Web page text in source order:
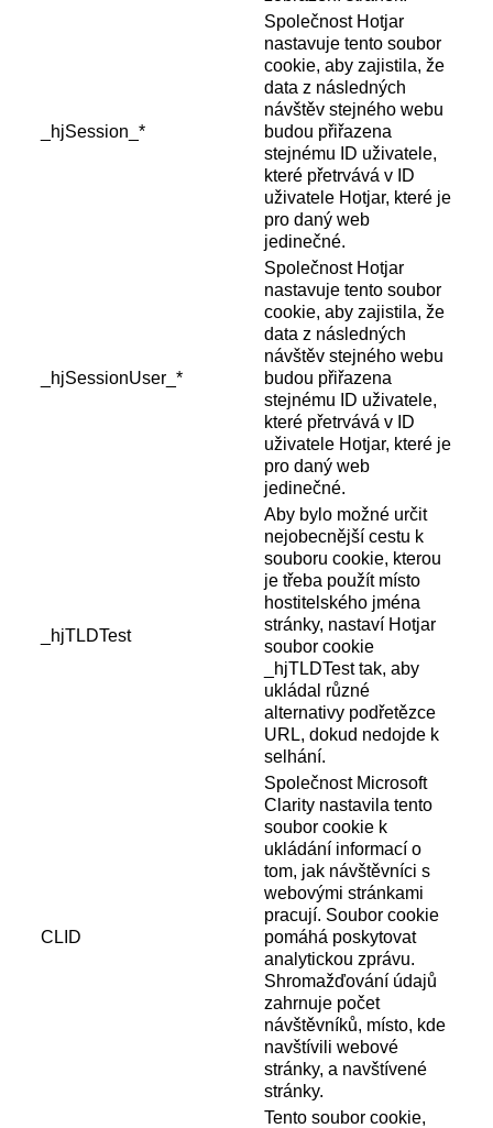
_hjSession_*
Společnost Hotjar
nastavuje tento soubor
cookie, aby zajistila, že
data z následných
návštěv stejného webu
budou přiřazena
stejnému ID uživatele,
které přetrvává v ID
uživatele Hotjar, které je
pro daný web
jedinečné.
_hjSessionUser_*
Společnost Hotjar
nastavuje tento soubor
cookie, aby zajistila, že
data z následných
návštěv stejného webu
budou přiřazena
stejnému ID uživatele,
které přetrvává v ID
uživatele Hotjar, které je
pro daný web
jedinečné.
_hjTLDTest
Aby bylo možné určit
nejobecnější cestu k
souboru cookie, kterou
je třeba použít místo
hostitelského jména
stránky, nastaví Hotjar
soubor cookie
_hjTLDTest tak, aby
ukládal různé
alternativy podřetězce
URL, dokud nedojde k
selhání.
CLID
Společnost Microsoft
Clarity nastavila tento
soubor cookie k
ukládání informací o
tom, jak návštěvníci s
webovými stránkami
pracují. Soubor cookie
pomáhá poskytovat
analytickou zprávu.
Shromažďování údajů
zahrnuje počet
návštěvníků, místo, kde
navštívili webové
stránky, a navštívené
stránky.
Tento soubor cookie,